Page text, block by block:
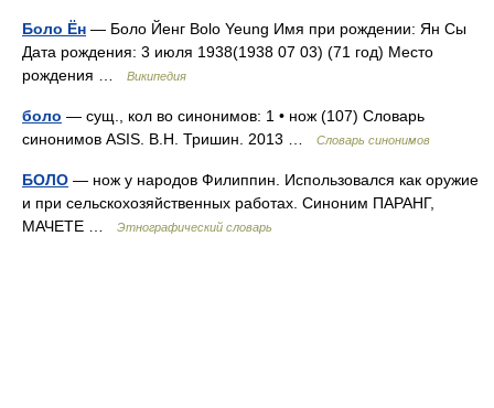
Боло Ён — Боло Йенг Bolo Yeung Имя при рождении: Ян Сы
Дата рождения: 3 июля 1938(1938 07 03) (71 год) Место
рождения …
Википедия
боло — сущ., кол во синонимов: 1 • нож (107) Словарь
синонимов ASIS. В.Н. Тришин. 2013 …
Словарь синонимов
БОЛО — нож у народов Филиппин. Использовался как оружие
и при сельскохозяйственных работах. Синоним ПАРАНГ,
МАЧЕТЕ …
Этнографический словарь